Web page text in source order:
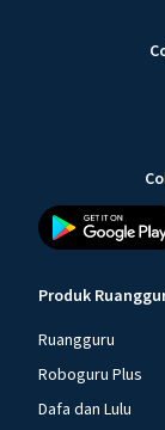
Produk
Ruangguru
Roboguru Plus
Dafa dan Lulu